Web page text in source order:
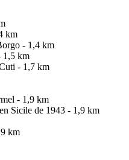
km
- 1,4 km
1,5 km
- 1,7 km
- 1,9 km
Sicile de 1943 - 1,9 km
km